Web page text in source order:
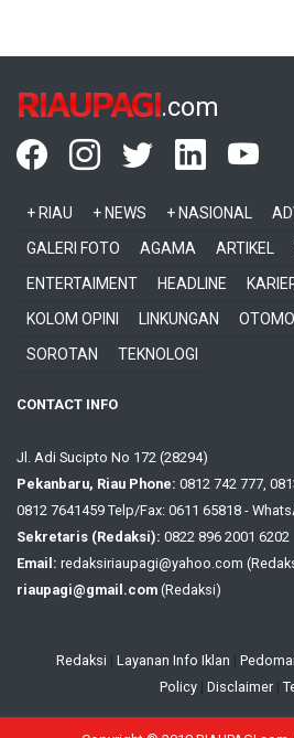
RIAUPAGI.com
+ RIAU + NEWS + NASIONAL
GALERI FOTO
AGAMA ARTIKEL
ENTERTAIMENT
HEADLINE
KOLOM OPINI
LINKUNGAN
SOROTAN
TEKNOLOGI
CONTACT INFO
Jl. Adi Sucipto No 172 (28294)
Pekanbaru, Riau Phone: 0812 742 777,
0812 7641459 Telp/Fax: 0611 65818 -
Sekretaris (Redaksi): 0822 896 2001 6202
Email: redaksiriaupagi@yahoo.com
riaupagi@gmail.com (Redaksi)
Redaksi Layanan Info Iklan
Policy Disclaimer